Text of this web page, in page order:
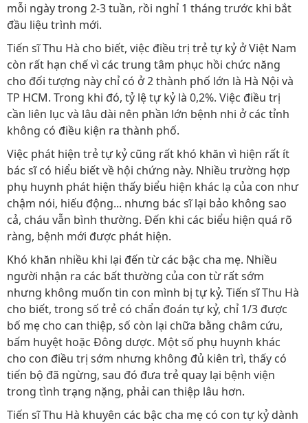
mỗi ngày trong 2-3 tuần, rồi nghỉ 1 tháng trước khi bắt
đầu liệu trình mới.
Tiến sĩ Thu Hà cho biết, việc điều trị trẻ tự kỷ ở Việt Nam
còn rất hạn chế vì các trung tâm phục hồi chức năng
cho đối tượng này chỉ có ở 2 thành phố lớn là Hà Nội và
TP HCM. Trong khi đó, tỷ lệ tự kỷ là 0,2%. Việc điều trị
cần liên lục và lâu dài nên phần lớn bệnh nhi ở các tỉnh
không có điều kiện ra thành phố.
Việc phát hiện trẻ tự kỷ cũng rất khó khăn vì hiện rất ít
bác sĩ có hiểu biết về hội chứng này. Nhiều trường hợp
phụ huynh phát hiện thấy biểu hiện khác lạ của con như
chậm nói, hiếu động... nhưng bác sĩ lại bảo không sao
cả, cháu vẫn bình thường. Đến khi các biểu hiện quá rõ
ràng, bệnh mới được phát hiện.
Khó khăn nhiều khi lại đến từ các bậc cha mẹ. Nhiều
người nhận ra các bất thường của con từ rất sớm
nhưng không muốn tin con mình bị tự kỷ. Tiến sĩ Thu Hà
cho biết, trong số trẻ có chẩn đoán tự kỷ, chỉ 1/3 được
bố mẹ cho can thiệp, số còn lại chữa bằng châm cứu,
bấm huyệt hoặc Đông dược. Một số phụ huynh khác
cho con điều trị sớm nhưng không đủ kiên trì, thấy có
tiến bộ đã ngừng, sau đó đưa trẻ quay lại bệnh viện
trong tình trạng nặng, phải can thiệp lâu hơn.
Tiến sĩ Thu Hà khuyên các bậc cha mẹ có con tự kỷ dành